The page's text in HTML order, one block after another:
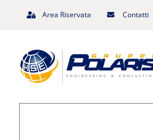
contenuto
Area Riservata Contatti